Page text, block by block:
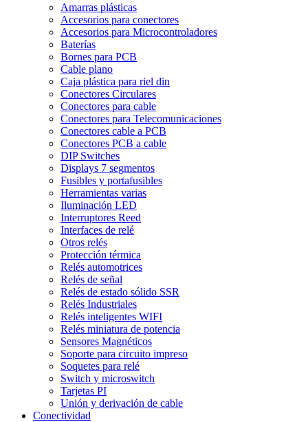
Amarras plásticas
Accesorios para conectores
Accesorios para Microcontroladores
Baterías
Bornes para PCB
Cable plano
Caja plástica para riel din
Conectores Circulares
Conectores para cable
Conectores para Telecomunicaciones
Conectores cable a PCB
Conectores PCB a cable
DIP Switches
Displays 7 segmentos
Fusibles y portafusibles
Herramientas varias
Iluminación LED
Interruptores Reed
Interfaces de relé
Otros relés
Protección térmica
Relés automotrices
Relés de señal
Relés de estado sólido SSR
Relés Industriales
Relés inteligentes WIFI
Relés miniatura de potencia
Sensores Magnéticos
Soporte para circuito impreso
Soquetes para relé
Switch y microswitch
Tarjetas PI
Unión y derivación de cable
Conectividad